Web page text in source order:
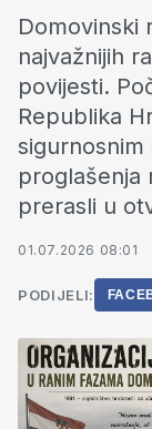
Domovinski
najvažnijih
povijesti.
Republika
sigurnosnim
proglašenja
prerasli u
01.07.2026 08:01
PODIJELI: